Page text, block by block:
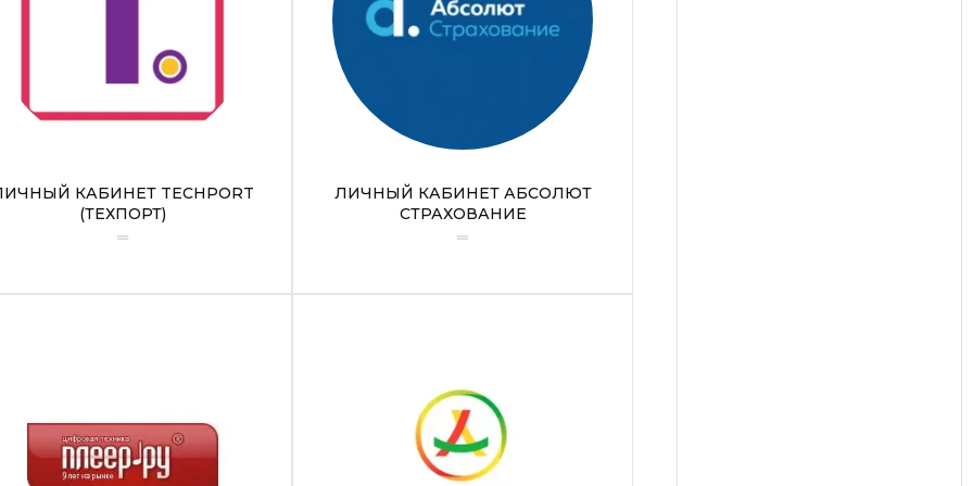
КАБИНЕТ TECHPORT
(ТЕХПОРТ)
ЛИЧНЫЙ КАБИНЕТ АБСОЛЮТ
СТРАХОВАНИЕ